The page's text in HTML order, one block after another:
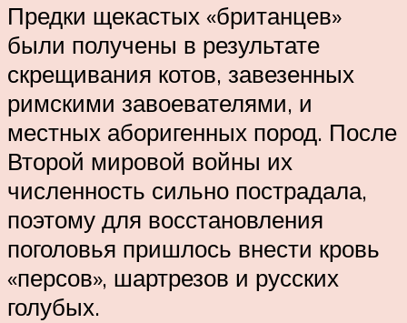
Предки щекастых «британцев»
были получены в результате
скрещивания котов, завезенных
римскими завоевателями, и
местных аборигенных пород. После
Второй мировой войны их
численность сильно пострадала,
поэтому для восстановления
поголовья пришлось внести кровь
«персов», шартрезов и русских
голубых.